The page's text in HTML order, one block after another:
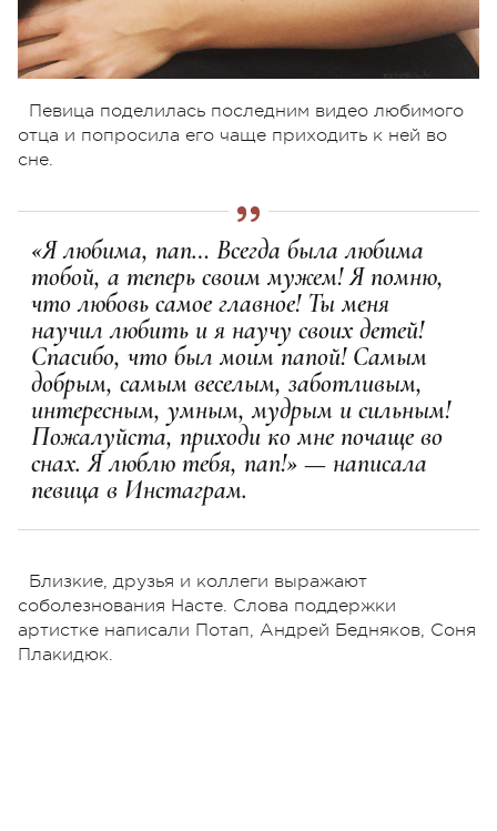
Певица поделилась последним видео любимого
отца и попросила его чаще приходить к ней во
сне.
«Я любима, пап… Всегда была любима
тобой, а теперь своим мужем! Я помню,
что любовь самое главное! Ты меня
научил любить и я научу своих детей!
Спасибо, что был моим папой! Самым
добрым, самым веселым, заботливым,
интересным, умным, мудрым и сильным!
Пожалуйста, приходи ко мне почаще во
снах. Я люблю тебя, пап!» — написала
певица в Инстаграм.
Близкие, друзья и коллеги выражают
соболезнования Насте. Слова поддержки
артистке написали Потап, Андрей Бедняков, Соня
Плакидюк.